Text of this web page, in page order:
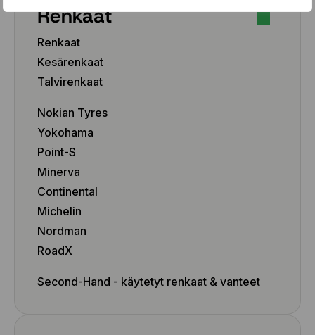
Renkaat
Renkaat
Kesärenkaat
Talvirenkaat
Nokian Tyres
Yokohama
Point-S
Minerva
Continental
Michelin
Nordman
RoadX
Second-Hand - käytetyt renkaat & vanteet